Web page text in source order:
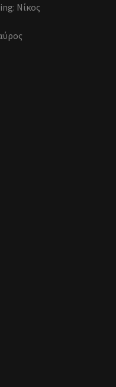
Νίκος